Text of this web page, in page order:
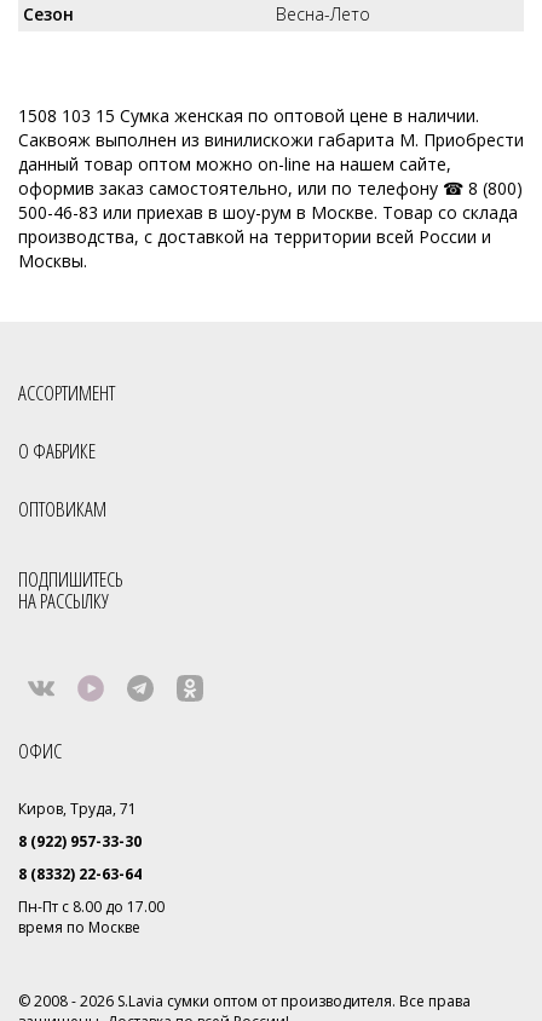
Сезон
Весна-Лето
1508 103 15 Сумка женская по оптовой цене в наличии.
Саквояж выполнен из винилискожи габарита M. Приобрести
данный товар оптом можно on-line на нашем сайте,
оформив заказ самостоятельно, или по телефону ☎ 8 (800)
500-46-83 или приехав в шоу-рум в Москве. Товар со склада
производства, с доставкой на территории всей России и
Москвы.
АССОРТИМЕНТ
О ФАБРИКЕ
ОПТОВИКАМ
ПОДПИШИТЕСЬ
НА РАССЫЛКУ
ОФИС
Киров, Труда, 71
8 (922) 957-33-30
8 (8332) 22-63-64
Пн-Пт с 8.00 до 17.00
время по Москве
© 2008 - 2026 S.Lavia сумки оптом от производителя. Все права